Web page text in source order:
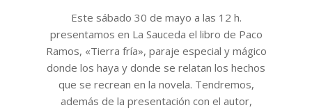
Este sábado 30 de mayo a las 12 h.
presentamos en La Sauceda el libro de Paco
Ramos, «Tierra fría», paraje especial y mágico
donde los haya y donde se relatan los hechos
que se recrean en la novela. Tendremos,
además de la presentación con el autor,